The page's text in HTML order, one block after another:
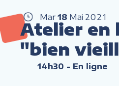
Mar 18 Mai 2021
Atelier en
"bien
14h30 - En ligne